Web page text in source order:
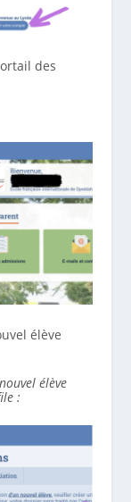
des
élève
élève
: